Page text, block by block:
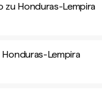
zu Honduras-Lempira
Lempira